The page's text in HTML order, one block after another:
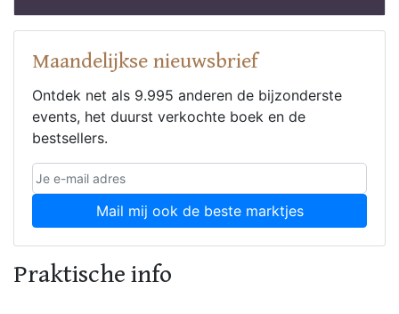
Maandelijkse nieuwsbrief
Ontdek net als 9.995 anderen de bijzonderste
events, het duurst verkochte boek en de
bestsellers.
Mail mij ook de beste marktjes
Praktische info